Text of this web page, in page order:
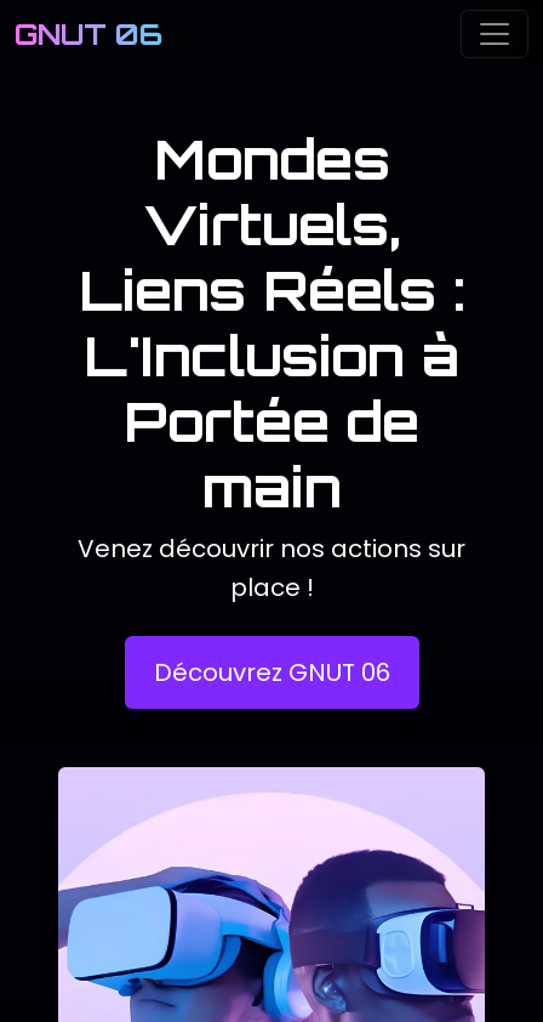
GNUT 06
Mondes
Virtuels,
Liens Réels :
L'Inclusion à
Portée de
main
Venez découvrir nos actions sur
place !
Découvrez GNUT 06